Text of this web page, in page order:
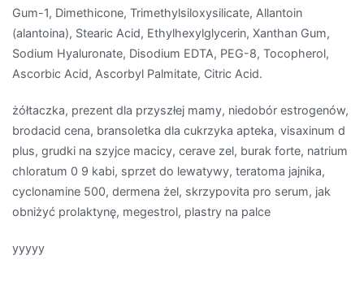
Gum-1, Dimethicone, Trimethylsiloxysilicate, Allantoin
(alantoina), Stearic Acid, Ethylhexylglycerin, Xanthan Gum,
Sodium Hyaluronate, Disodium EDTA, PEG-8, Tocopherol,
Ascorbic Acid, Ascorbyl Palmitate, Citric Acid.
żółtaczka, prezent dla przyszłej mamy, niedobór estrogenów,
brodacid cena, bransoletka dla cukrzyka apteka, visaxinum d
plus, grudki na szyjce macicy, cerave zel, burak forte, natrium
chloratum 0 9 kabi, sprzet do lewatywy, teratoma jajnika,
cyclonamine 500, dermena żel, skrzypovita pro serum, jak
obniżyć prolaktynę, megestrol, plastry na palce
yyyyy